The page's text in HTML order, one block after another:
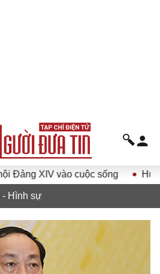
XIV vào cuộc sống Hướng tới
- Hình sự